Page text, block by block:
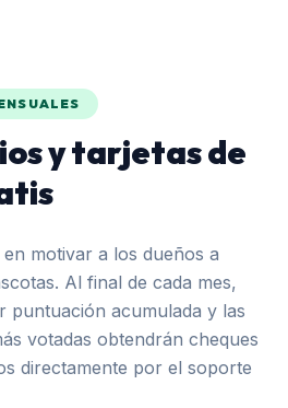
y tarjetas de
motivar a los dueños a
Al final de cada mes,
puntuación acumulada y las
votadas obtendrán cheques
directamente por el soporte